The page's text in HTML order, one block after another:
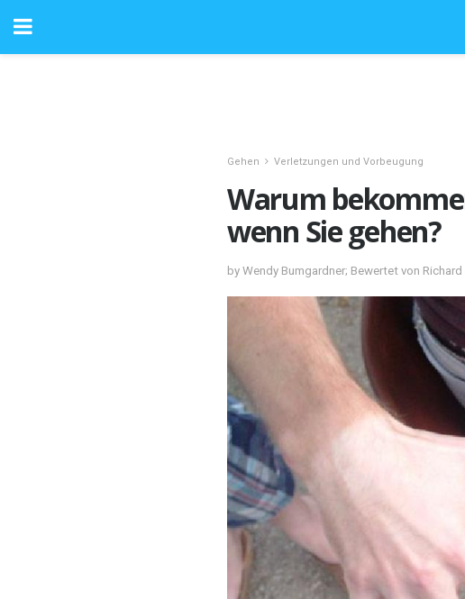
Gehen Verletzungen und Vorbeugung
Warum
wenn Sie gehen?
by Wendy Bumgardner; Bewertet von